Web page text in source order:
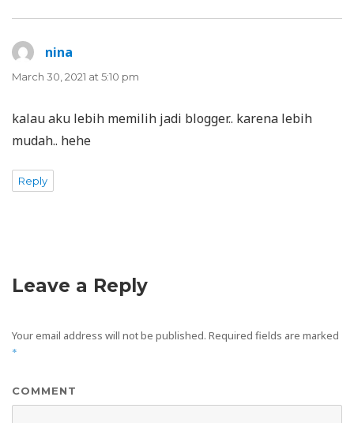
nina
March 30, 2021 at 5:10 pm
kalau aku lebih memilih jadi blogger.. karena lebih
mudah.. hehe
Reply
Leave a Reply
Your email address will not be published. Required fields are marked
*
COMMENT